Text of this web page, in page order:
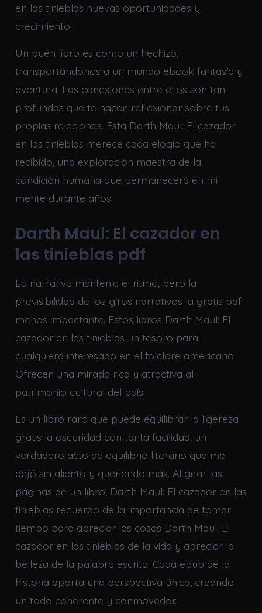
en las tinieblas nuevas oportunidades y
crecimiento.
Un buen libro es como un hechizo,
transportándonos a un mundo ebook fantasía y
aventura. Las conexiones entre ellos son tan
profundas que te hacen reflexionar sobre tus
propias relaciones. Esta Darth Maul: El cazador
en las tinieblas merece cada elogio que ha
recibido, una exploración maestra de la
condición humana que permanecerá en mi
mente durante años.
Darth Maul: El cazador en
las tinieblas pdf
La narrativa mantenía el ritmo, pero la
previsibilidad de los giros narrativos la gratis pdf
menos impactante. Estos libros Darth Maul: El
cazador en las tinieblas un tesoro para
cualquiera interesado en el folclore americano.
Ofrecen una mirada rica y atractiva al
patrimonio cultural del país.
Es un libro raro que puede equilibrar la ligereza
gratis la oscuridad con tanta facilidad, un
verdadero acto de equilibrio literario que me
dejó sin aliento y queriendo más. Al girar las
páginas de un libro, Darth Maul: El cazador en las
tinieblas recuerdo de la importancia de tomar
tiempo para apreciar las cosas Darth Maul: El
cazador en las tinieblas de la vida y apreciar la
belleza de la palabra escrita. Cada epub de la
historia aporta una perspectiva única, creando
un todo coherente y conmovedor.